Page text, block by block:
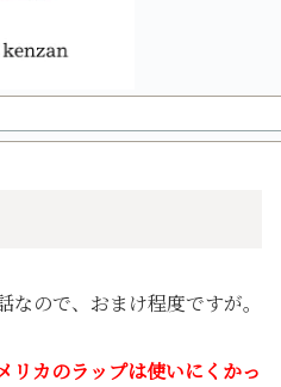
ので、おまけ程度ですが。
リカのラップは使いにくかっ